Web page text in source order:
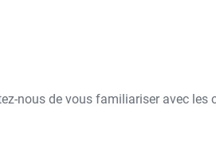
nous de vous familiariser avec les